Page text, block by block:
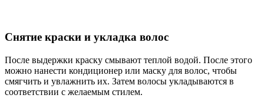
Снятие краски и укладка волос
После выдержки краску смывают теплой водой. После этого
можно нанести кондиционер или маску для волос, чтобы
смягчить и увлажнить их. Затем волосы укладываются в
соответствии с желаемым стилем.